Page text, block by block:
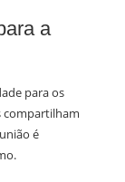
a
para os
compartilham
é